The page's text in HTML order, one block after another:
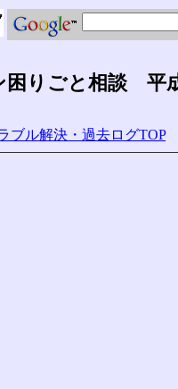
りごと相談 平
ブル解決・過去ログTOP